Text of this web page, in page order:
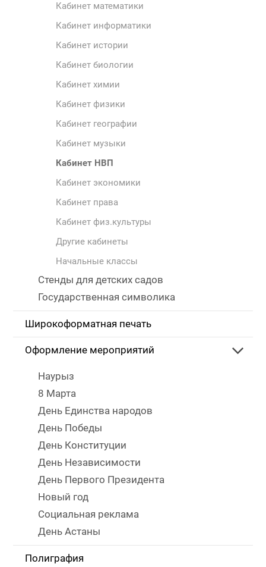
Кабинет математики
Кабинет информатики
Кабинет истории
Кабинет биологии
Кабинет химии
Кабинет физики
Кабинет географии
Кабинет музыки
Кабинет НВП
Кабинет экономики
Кабинет права
Кабинет физ.культуры
Другие кабинеты
Начальные классы
Стенды для детских садов
Государственная символика
Широкоформатная печать
Оформление мероприятий
Наурыз
8 Марта
День Единства народов
День Победы
День Конституции
День Независимости
День Первого Президента
Новый год
Социальная реклама
День Астаны
Полиграфия